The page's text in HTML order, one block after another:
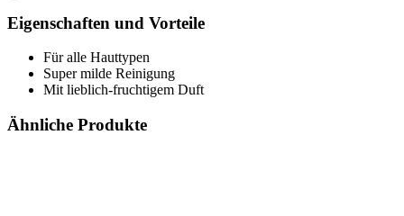
Eigenschaften und Vorteile
Für alle Hauttypen
Super milde Reinigung
Mit lieblich-fruchtigem Duft
Ähnliche Produkte